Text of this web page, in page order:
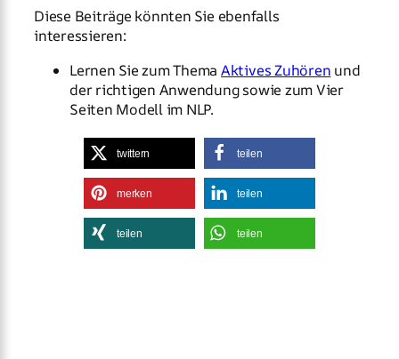
Diese Beiträge könnten Sie ebenfalls
interessieren:
Lernen Sie zum Thema Aktives Zuhören und
der richtigen Anwendung sowie zum Vier
Seiten Modell im NLP.
twittern teilen
merken teilen
teilen teilen